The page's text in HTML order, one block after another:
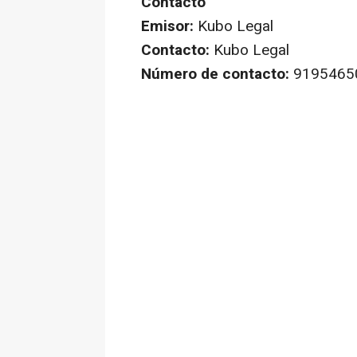
Emisor: Kubo Legal
Contacto: Kubo Legal
Número de contacto: